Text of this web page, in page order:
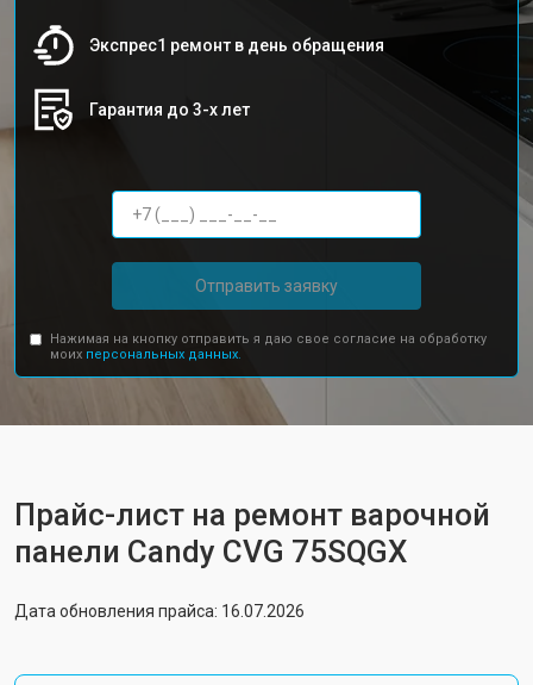
Экспрес1 ремонт в день обращения
Гарантия до 3-х лет
Отправить заявку
Нажимая на кнопку отправить я даю свое согласие на обработку
моих персональных данных.
Прайс-лист на ремонт варочной
панели Candy CVG 75SQGX
Дата обновления прайса: 16.07.2026